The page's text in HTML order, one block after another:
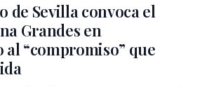
de Sevilla convoca el
Grandes en
“compromiso” que